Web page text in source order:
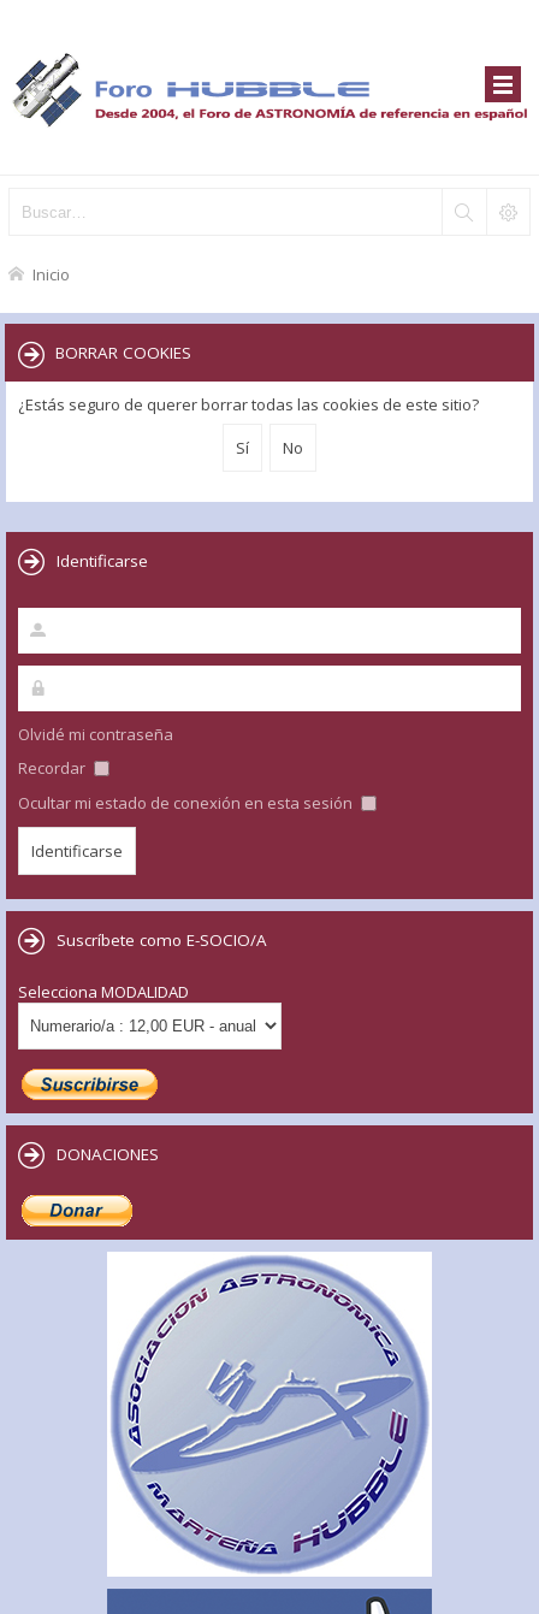
Inicio
BORRAR COOKIES
¿Estás seguro de querer borrar todas las cookies de este sitio?
Identificarse
Olvidé mi contraseña
Recordar
Ocultar mi estado de conexión en esta sesión
Suscríbete como E-SOCIO/A
Selecciona MODALIDAD
DONACIONES